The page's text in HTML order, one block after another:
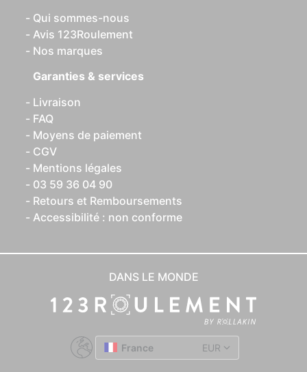
Qui sommes-nous
Avis 123Roulement
Nos marques
Garanties & services
Livraison
FAQ
Moyens de paiement
CGV
Mentions légales
03 59 36 04 90
Retours et Remboursements
Accessibilité : non conforme
DANS LE MONDE
France EUR